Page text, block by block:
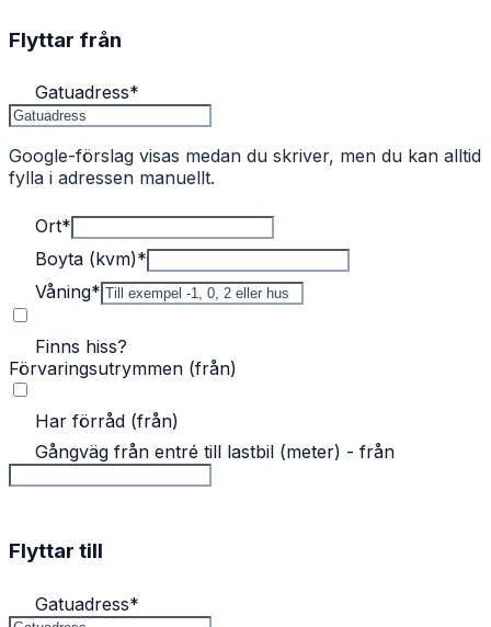
Flyttar från
Gatuadress*
Google-förslag visas medan du skriver, men du kan alltid
fylla i adressen manuellt.
Ort*
Boyta (kvm)*
Våning*
Finns hiss?
Förvaringsutrymmen (från)
Har förråd (från)
Gångväg från entré till lastbil (meter) - från
Flyttar till
Gatuadress*